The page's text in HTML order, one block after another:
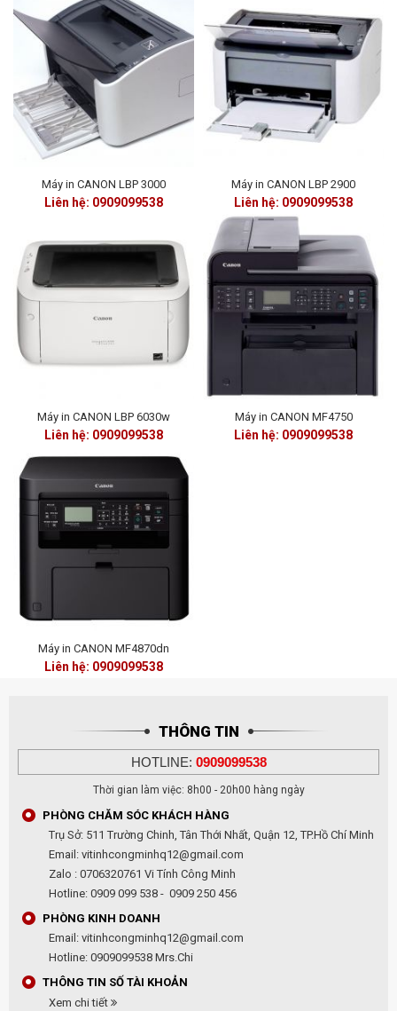
Máy in CANON LBP 3000
Liên hệ: 0909099538
Máy in CANON LBP 2900
Liên hệ: 0909099538
Máy in CANON LBP 6030w
Liên hệ: 0909099538
Máy in CANON MF4750
Liên hệ: 0909099538
Máy in CANON MF4870dn
Liên hệ: 0909099538
THÔNG TIN
HOTLINE: 0909099538
Thời gian làm việc: 8h00 - 20h00 hàng ngày
PHÒNG CHĂM SÓC KHÁCH HÀNG
Trụ Sở: 511 Trường Chinh, Tân Thới Nhất, Quận 12, TP.Hồ Chí Minh
Email: vitinhcongminhq12@gmail.com
Zalo : 0706320761 Vi Tính Công Minh
Hotline: 0909 099 538 - 0909 250 456
PHÒNG KINH DOANH
Email: vitinhcongminhq12@gmail.com
Hotline: 0909099538 Mrs.Chi
THÔNG TIN SỐ TÀI KHOẢN
Xem chi tiết